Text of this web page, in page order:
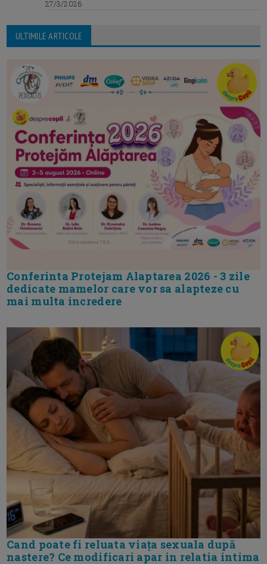
27/3/2026
ULTIMILE ARTICOLE
Conferinta Protejam Alaptarea 2026 - 3 zile
dedicate mamelor care vor sa alapteze cu
mai multa incredere
Cand poate fi reluata viața sexuala după
nastere? Ce modificari apar in relatia intima